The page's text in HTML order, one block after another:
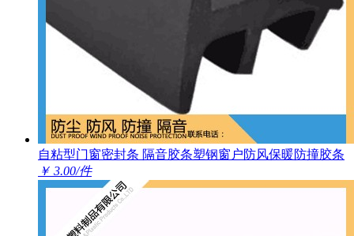
自粘型门窗密封条 隔音胶条塑钢窗户防风保暖防撞胶条
￥ 3.00/件